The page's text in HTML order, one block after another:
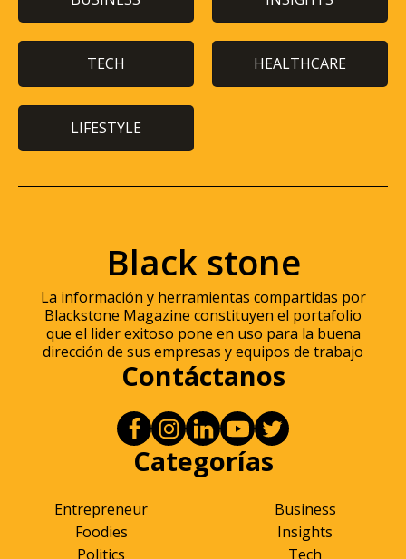
TECH HEALTHCARE
LIFESTYLE
Black stone
La información y herramientas compartidas por
Blackstone Magazine constituyen el portafolio
que el lider exitoso pone en uso para la buena
dirección de sus empresas y equipos de trabajo
Contáctanos
Categorías
Entrepreneur
Foodies
Politics
Business
Insights
Tech